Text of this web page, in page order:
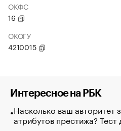
ОКФС
16
ОКОГУ
4210015
Интересное на РБК
Насколько ваш авторитет
атрибутов престижа? Тест